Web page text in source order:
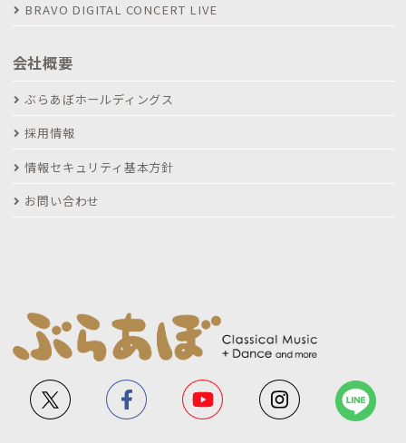
BRAVO DIGITAL CONCERT LIVE
会社概要
ぶらあぼホールディングス
採用情報
情報セキュリティ基本方針
お問い合わせ